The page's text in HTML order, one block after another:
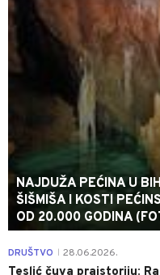
NAJDUŽA PEĆINA U
ŠIŠMIŠA I KOSTI
OD 20.000 GODINA
DRUŠTVO 28.06.2026.